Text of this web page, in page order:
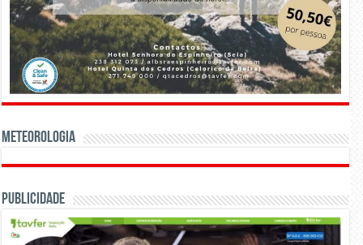
Meteorologia
Publicidade